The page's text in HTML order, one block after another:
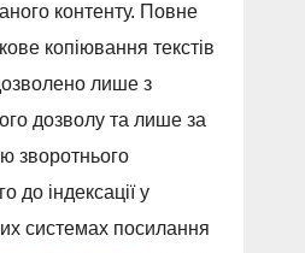
контенту. Повне
копіювання текстів
лише з
дозволу та лише за
зворотнього
до індексації у
системах посилання